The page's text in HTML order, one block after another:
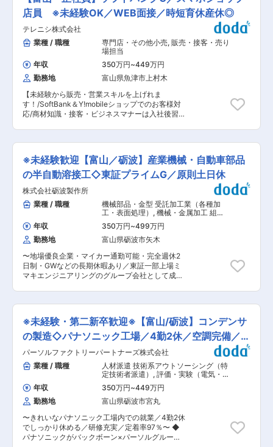
を持ち、安定供給と納期対応力を強みに成長を続
けています。変化の時代に対応しながら、顧客に
寄り添う「総合プランナー」として提案力を磨き
続けています。 変更の範囲：会社の定める業務
天候に左右される現場と異なり、職場（常駐先）
と現場を行き来するワークスタイルのためしっか
りと休日を確保できます。家族やプライベートの
時間をとれることも特徴です。 ・工事全体を俯瞰
して見る 発注者側であるためほどよく現場に行き
ながらも複数のプロジェクトを俯瞰して監理する
ことが出来ます。自身の裁量で現場の行き来のコ
ントロールも可能です、 ・多くの工事を見れる
現場であれば１プロジェクトで数年集中といった
施工管理ではなく、多くの大きなプロジェクトに
関わることが出来、技術者として関われる工事の
数を増やせより高い技術力を身に着けることも可
どの官公庁や、NEXCOなど民間会社の組織の中
で、公共工事を中心とした工事発注に伴い発生す
川など大規模なものが多く、インフラ整備の最先
端で安心・安全な地域作りに貢献するやりがいの
大きな仕事です。 変更の範囲：会社の定める業務
業務は公共工事に対応し、専門知と豊富な経験を
積んだ技術者が、工事の円滑な履行に貢献しま
す。 ■配属先の編成： 各現場では豊富な知識と
技術を持った当社の社員が活躍しています。社員
のほとんどが定年まで勤め上げる働きやすい環境
で、是非あなたの経験・スキルを発揮してくださ
い。 ■働き方 ・残業10H以下 ∟繁忙期の年度末
には現場と事務所の行き来も盛んになり残業も発
生致しますが、普段は前述の通り書類作業にも集
中でき効率よく業務を進められるため残業を抑制
できています。 ・転勤無し ∟転居を伴う転勤は
一切ございません。 ■当社で施工管理をする魅力
・きっちりとした休日の確保 天候に左右される現
ます。家族やプライベートの時間をとれることも
特徴です。 ・工事全体を俯瞰して見る 発注者側
であるためほどよく現場に行きながらも複数のプ
ロジェクトを俯瞰して監理することが出来ます。
自身の裁量で現場の行き来のコントロールも可能
です、 ・多くの工事を見れる 現場であれば１プ
ロジェクトで数年集中といった施工管理ではな
く、多くの大きなプロジェクトに関わることが出
来、技術者として関われる工事の数を増やせより
高い技術力を身に着けることも可能です。 ■常駐
先 国交省・農水省、都道府県などの官公庁や、
NEXCOなど民間会社の組織の中で、公共工事を
中心とした工事発注に伴い発生する業務をお任せ
ものが多く、インフラ整備の最先端で安心・安全
な地域作りに貢献するやりがいの大きな仕事で
店員 ※未経験OK／WEB面接／時短育休産休◎
テレニシ株式会社
業種 / 職種
専門店・その他小売, 販売・接客・売り
場担当
年収
350万円~449万円
勤務地
富山県魚津市上村木
【未経験から販売・営業スキルを上げれま
す！/SoftBank＆Y!mobileショップでのお客様対
応/商材知識・接客・ビジネスマナーは入社後習
せします。 ■仕事内容 「機種変更を考えてい
て…」「故障してしまったかも？」など、ご要望
をおうかがいします。 「ご希望の機種はあります
か？」「不具合の原因、調べてみますね」という
風にお客様と密に接するお仕事です。 ■キャリア
アップ ショップスタッフ⇒管理部門や法人営業へ
のキャリアチェンジも可能 ※実績多数 社内公募で
1年1回応募できる制度が整っています。 ■手当
◇資格手当は10,000〜80,000円（資格に応じて
支給）上位資格保有者には最大20,000円加算支
給 ◇役割手当 10,000〜30,000円（役割役職に
応じて支給） ◇地域手当（勤務地に応じて支給）
東京・神奈川30,000円／大阪22,000円／千葉・
愛知16,000円／京都 13,000円／兵庫 12,000
円／富山・岐阜 3,000円／石川・福岡2,000円 ■
研修制度 入社後は社内での研修とSoftBankでの
ださい。 ■明確な評価制度 ・ミッショングレー
ド制度 グレードごとに基準があり社内ポータルに
も記載しております。 年に1回自分自身で振り返
りと評価を行い上長に報告し、FBを頂く流れで
す。 ・貢献度評価 賞与に直結する評価項目。半
年に1度の査定となり目標に対してどの程度結果
を出せたか振り返ります。 ・コア評価 プロセス
や日頃の業務に取り組む姿勢の評価 ■『働きやす
い環境づくり』を追求中！ 産休・育休の取得実績
も豊富。時短勤務制度を利用し長く活躍している
社員も多数在籍。 産育休以外にも、結婚休暇／配
偶者出産休暇／子女結婚休暇など、休暇面も充
実！ 制度・福利厚生・待遇面を常に改善し、長く
※未経験歓迎【富山／砺波】産業機械・自動車部品
の半自動溶接工◇東証プライムG／原則土日休
株式会社砺波製作所
業種 / 職種
機械部品・金型 受託加工業（各種加
工・表面処理） , 機械・金属加工 組
立・その他製造職
年収 350万円~499万円
勤務地
富山県砺波市矢木
〜地場優良企業・マイカー通勤可能・完全週休2
日制・GWなどの長期休暇あり／東証一部上場ミ
マキエンジニアリングのグループ会社として成長
は、大型のプレス機と精密加工機械を駆使し、産
業機械から自動車部品、建設機械までの金属加工
を行っています。溶接を担当している部門で技術
継承が出来るよう未経験から挑戦したい方の採用
を開始する運びになりました。 ■業務内容： 具
体的な作業内容としては下記3つの製品が中心で
す。 ・自動車（特に路線や観光バス）の入口扉や
非常扉、バンパーなどの部品 ・エレベーターの各
種部品 ・建設機械や産業機械の部品 【アーク
溶接とは】 電流を流すことで発生する高温のアー
ク（電弧）を利用して金属を溶かし、結合する技
る組織は23名で構成されております。 40代以上
のベテラン社員が中心の組織になっており、製品
ごとにチームが別れております。20代・30代の
※未経験・第二新卒歓迎※【富山/砺波】コンデンサ
の製造◇パナソニック工場／4勤2休／空調完備／食
堂有
パーソルファクトリーパートナーズ株式会社
業種 / 職種
人材派遣 技術系アウトソーシング（特
定技術者派遣） , 評価・実験（電気・電
子・半導体） 組立・その他製造職
年収 350万円~449万円
勤務地
富山県砺波市宮丸
〜きれいなパナソニック工場内での就業／4勤2休
でしっかり休める／研修充実／定着率97％〜 ◆
パナソニックがバックボーン×パーソルグループ